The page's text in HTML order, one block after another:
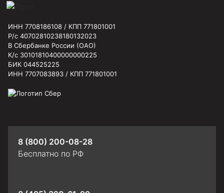
ИНН 7708186108 / КПП 771801001
Р/с 40702810238180132023
В Сбербанке России (ОАО)
К/с 30101810400000000225
БИК 044525225
ИНН 7707083893 / КПП 771801001
8 (800) 200-08-28
Бесплатно по РФ